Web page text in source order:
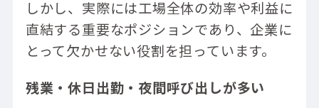
しかし、実際には工場全体の効率や利益に
直結する重要なポジションであり、企業に
とって欠かせない役割を担っています。
残業・休日出勤・夜間呼び出しが多い